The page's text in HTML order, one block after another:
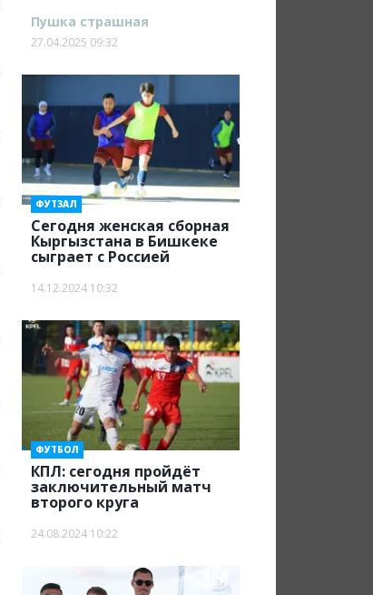
Пушка страшная
27.04.2025 09:32
Сегодня женская сборная
Кыргызстана в Бишкеке
сыграет с Россией
ФУТЗАЛ
14.12.2024 10:32
КПЛ: сегодня пройдёт
заключительный матч
второго круга
ФУТБОЛ
24.08.2024 10:22